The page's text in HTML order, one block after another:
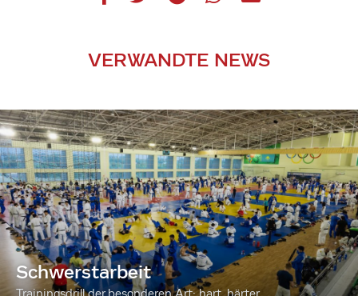
VERWANDTE NEWS
Schwerstarbeit